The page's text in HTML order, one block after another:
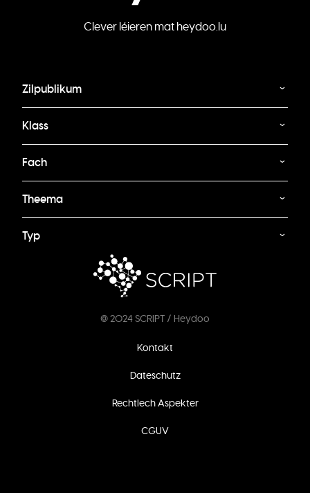
Clever léieren mat heydoo.lu
Zilpublikum
Klass
Fach
Theema
Typ
@ 2024 SCRIPT / Heydoo
Kontakt
Dateschutz
Rechtlech Aspekter
CGUV